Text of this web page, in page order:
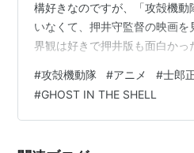
構好きなのですが、「攻殻機動
いなくて、押井守監督の映画
界観は好きで押井版も面白かっ
なかったからだと思うけど。 今
イミングもあって、原作者の士
も開かれているようなんです
#攻殻機動隊 #アニメ #士郎
#GHOST IN THE SHELL